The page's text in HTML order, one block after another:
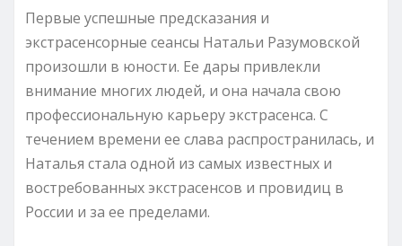
Первые успешные предсказания и
экстрасенсорные сеансы Натальи Разумовской
произошли в юности. Ее дары привлекли
внимание многих людей, и она начала свою
профессиональную карьеру экстрасенса. С
течением времени ее слава распространилась, и
Наталья стала одной из самых известных и
востребованных экстрасенсов и провидиц в
России и за ее пределами.